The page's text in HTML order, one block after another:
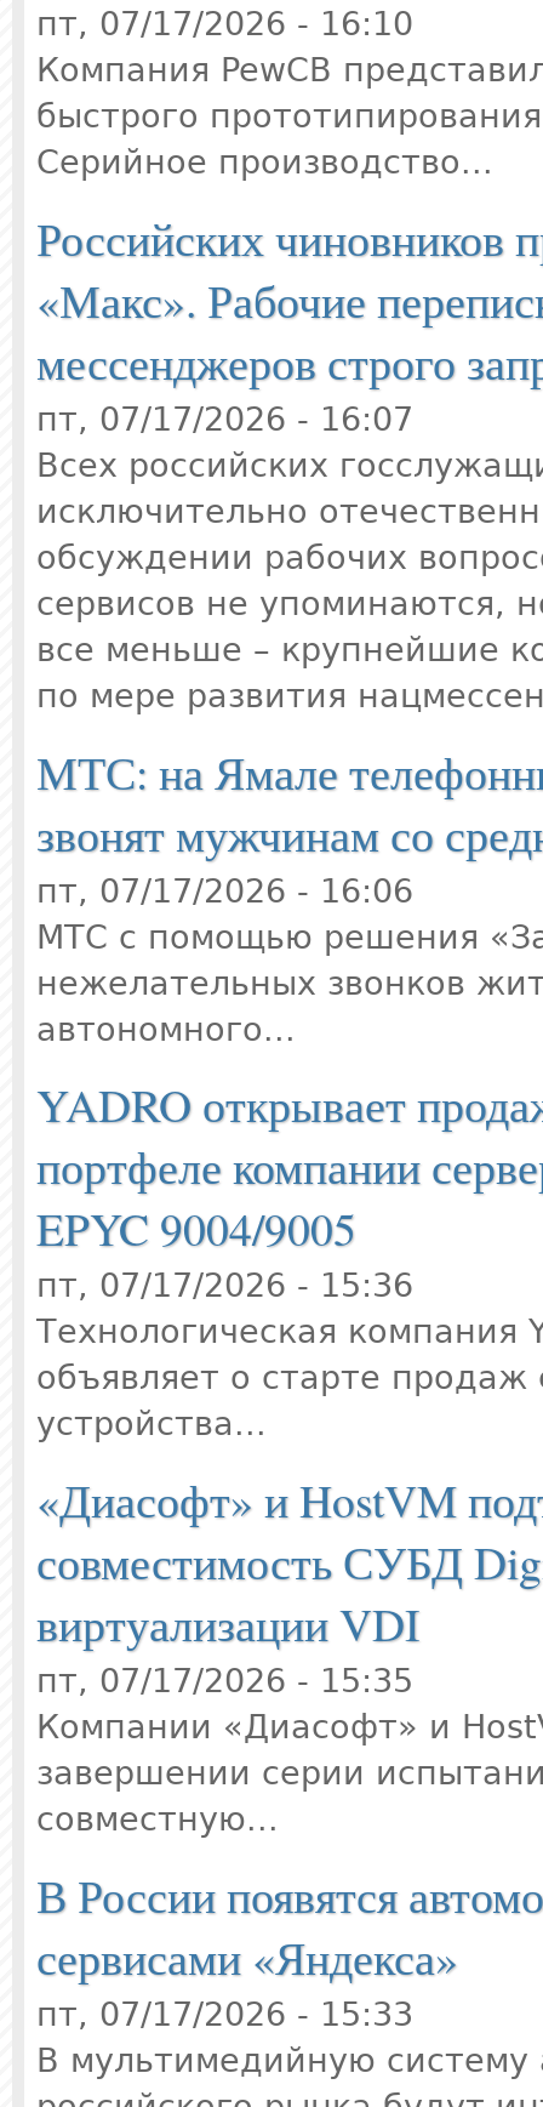
пт, 07/17/2026 - 16:10
Компания PewCB
быстрого
Серийное производство...
Российских чиновников
«Макс». Рабочие
мессенджеров строго
пт, 07/17/2026 - 16:07
Всех российских
исключительно
обсуждении рабочих
сервисов не упоминаются,
все меньше – крупнейшие
по мере развития
МТС: на Ямале
звонят мужчинам со
пт, 07/17/2026 - 16:06
МТС с помощью решения
нежелательных звонков
автономного...
YADRO открывает
портфеле компании
EPYC 9004/9005
пт, 07/17/2026 - 15:36
Технологическая компания
объявляет о старте
устройства...
«Диасофт» и HostVM
совместимость СУБД
виртуализации VDI
пт, 07/17/2026 - 15:35
Компании «Диасофт» и
завершении серии
совместную...
В России появятся
сервисами «Яндекса»
пт, 07/17/2026 - 15:33
В мультимедийную систему